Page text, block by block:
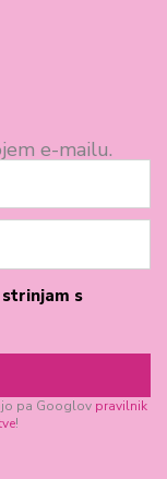
e-mailu.
s
pa Googlov pravilnik
!